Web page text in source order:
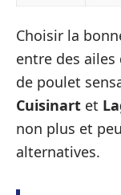
Choisir la
entre des
de poulet
Cuisinart et
non plus et
alternatives.